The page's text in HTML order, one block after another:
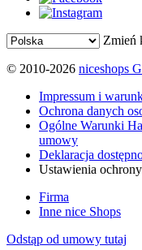
Zmień
© 2010-2026 niceshops
Impressum i
Ochrona danych
Ogólne Warunki
umowy
Deklaracja
Ustawienia
Firma
Inne nice Shops
Odstąp od umowy tutaj